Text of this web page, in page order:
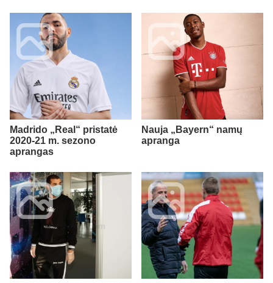
Madrido „Real“ pristatė
2020-21 m. sezono
aprangas
Nauja „Bayern“ namų
apranga